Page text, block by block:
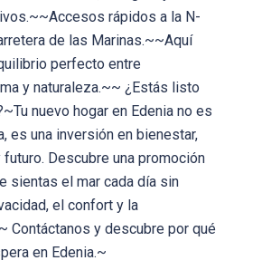
rápidos a la N-
de las Marinas.~~Aquí
perfecto entre
y naturaleza.~~ ¿Estás listo
nuevo hogar en Edenia no es
es una inversión en bienestar,
Descubre una promoción
sientas el mar cada día sin
el confort y la
Contáctanos y descubre por qué
en Edenia.~